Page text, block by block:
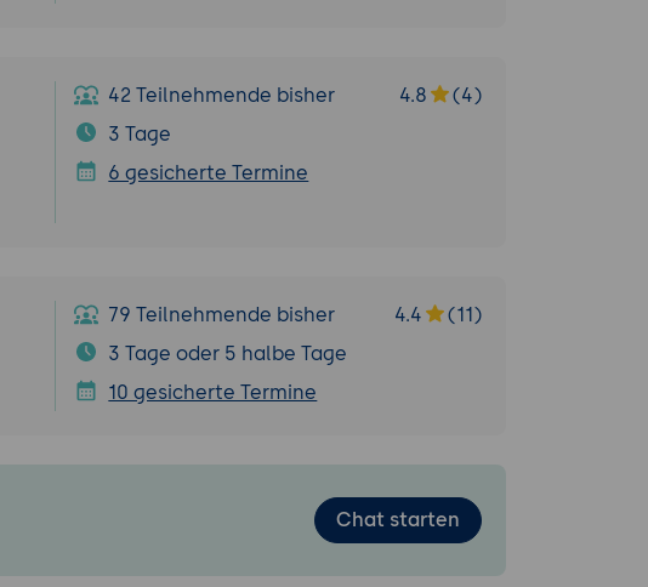
42 Teilnehmende bisher 4.8
(4)
3 Tage
6 gesicherte Termine
79 Teilnehmende bisher 4.4
(11)
3 Tage oder 5 halbe Tage
10 gesicherte Termine
Chat starten